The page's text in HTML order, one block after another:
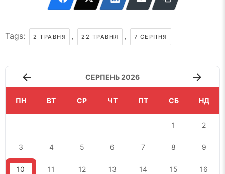
Tags: 2 ТРАВНЯ , 22 ТРАВНЯ , 7 СЕРПНЯ
СЕРПЕНЬ 2026
ПН ВТ СР ЧТ ПТ СБ НД
1 2
3 4 5 6 7 8 9
10 11 12 13 14 15 16